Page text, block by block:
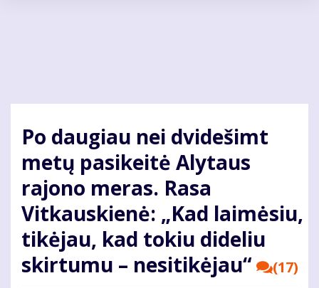
Po daugiau nei dvidešimt
metų pasikeitė Alytaus
rajono meras. Rasa
Vitkauskienė: „Kad laimėsiu,
tikėjau, kad tokiu dideliu
skirtumu – nesitikėjau“
(17)